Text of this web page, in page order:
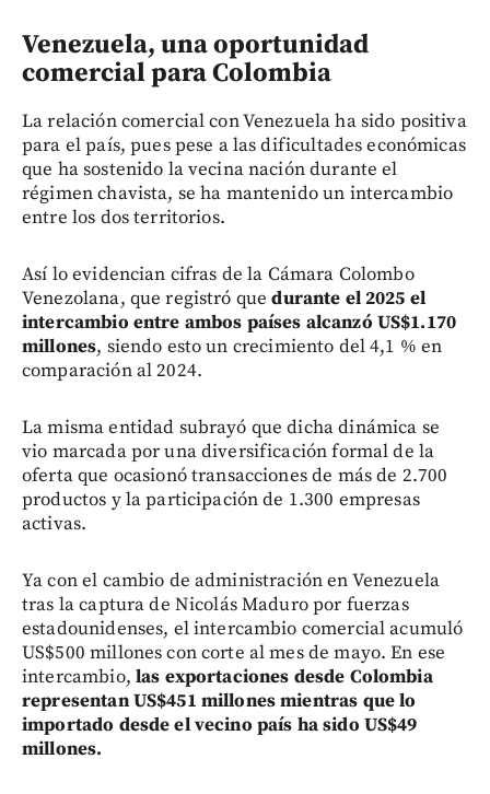
Venezuela, una oportunidad
comercial para Colombia
La relación comercial con Venezuela ha sido positiva
para el país, pues pese a las dificultades económicas
que ha sostenido la vecina nación durante el
régimen chavista, se ha mantenido un intercambio
entre los dos territorios.
Así lo evidencian cifras de la Cámara Colombo
Venezolana, que registró quedurante el 2025 el
intercambio entre ambos países alcanzó US$1.170
millones, siendo esto un crecimiento del 4,1 % en
comparación al 2024.
La misma entidad subrayó que dicha dinámica se
vio marcada por una diversificación formal de la
oferta que ocasionó transacciones de más de 2.700
productos y la participación de 1.300 empresas
activas.
Ya con el cambio de administración en Venezuela
tras la captura de Nicolás Maduro por fuerzas
estadounidenses, el intercambio comercial acumuló
US$500 millones con corte al mes de mayo. En ese
intercambio, las exportaciones desde Colombia
representan US$451 millones mientras que lo
importado desde el vecino país ha sido US$49
millones.